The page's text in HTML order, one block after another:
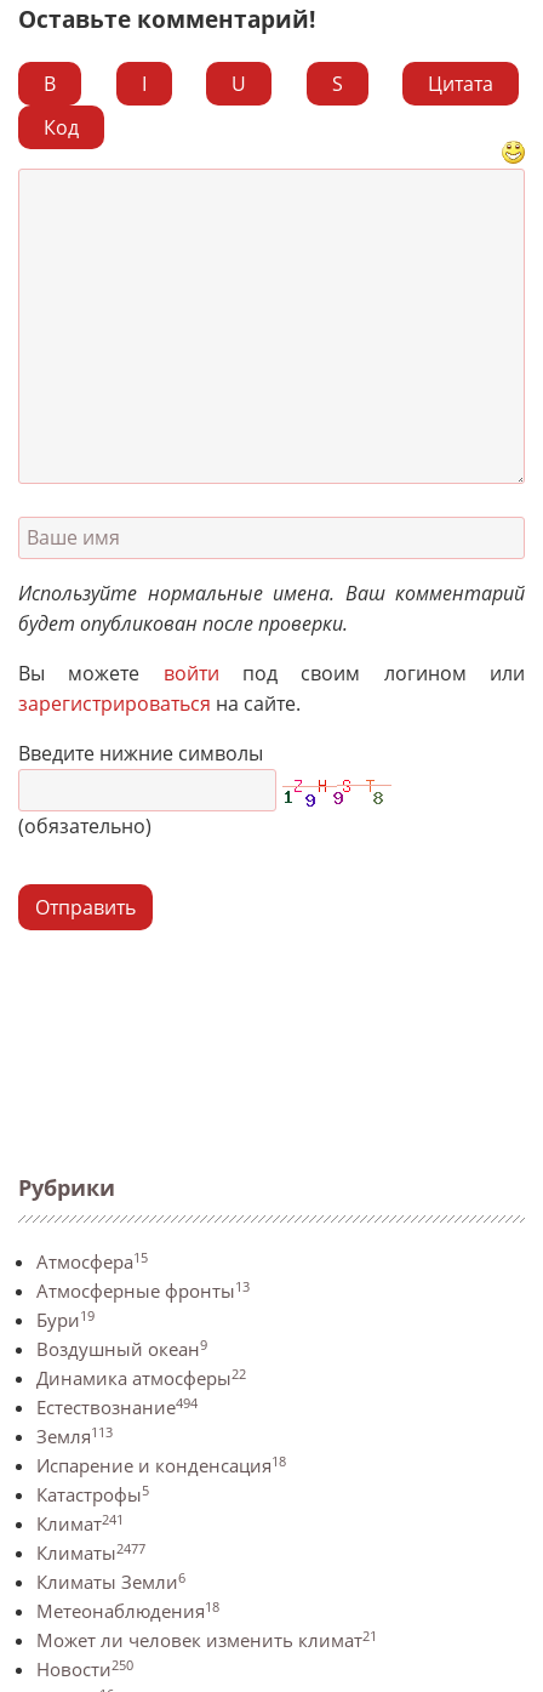
Рубрики
Атмосфера15
Атмосферные фронты13
Бури19
Воздушный океан9
Динамика атмосферы22
Естествознание494
Земля113
Испарение и конденсация18
Катастрофы5
Климат241
Климаты2477
Климаты Земли6
Метеонаблюдения18
Может ли человек изменить климат21
Новости250
Оставьте комментарий!
B I U S
Цитата
Код
Используйте нормальные имена. Ваш комментарий
будет опубликован после проверки.
Вы можете войти под своим логином или
зарегистрироваться на сайте.
Введите нижние символы
(обязательно)
Отправить